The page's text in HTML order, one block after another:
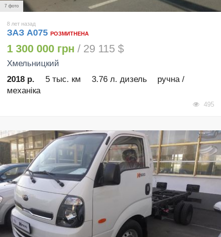
7 фото
8 лет назад
ЗАЗ A075 РОЗМИТНЕНА
1 300 000 грн / 29 115 $
Хмельницкий
2018 р.
5 тыс. км 3.76 л. дизель
ручна /
механіка
495